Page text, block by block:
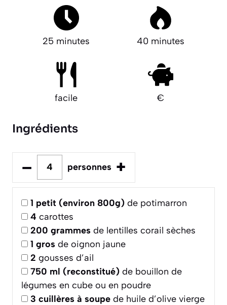
25 minutes 40 minutes
facile €
Ingrédients
– personnes +
1 petit (environ 800g) de potimarron
4 carottes
200 grammes de lentilles corail sèches
1 gros de oignon jaune
2 gousses d’ail
750 ml (reconstitué) de bouillon de
légumes en cube ou en poudre
3 cuillères à soupe de huile d’olive vierge